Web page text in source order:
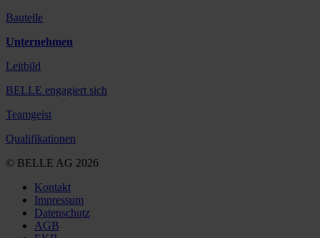
Bauteile
Unternehmen
Leitbild
BELLE engagiert sich
Teamgeist
Qualifikationen
© BELLE AG 2026
Kontakt
Impressum
Datenschutz
AGB